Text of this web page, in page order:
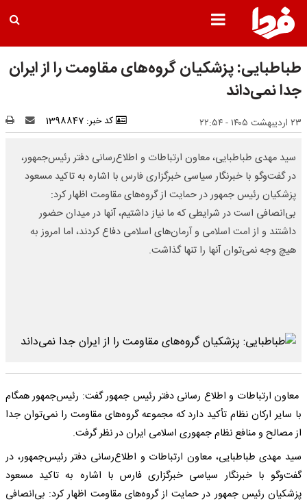
طباطبایی: پزشکیان گروه‌های مقاومت را از ایران
جدا نمی‌داند
۲۳ اردیبهشت ۱۴۰۵ - ۲۲:۵۴ کد خبر: 1398847
سید مهدی طباطبایی، معاون ارتباطات و اطلاع‌رسانی دفتر رئیس‌جمهور،
در گفت‌وگو با خبرنگار سیاسی خبرگزاری فارس با اشاره به تاکید مسعود
پزشکیان رئیس جمهور در حمایت از گروه‌های مقاومت اظهار کرد:
بی‌انصافی است در شرایطی که ما نیاز داشتیم، آنها در میدان حضور
داشتند و از امت اسلامی و آرمان‌های اسلامی دفاع کردند، اما امروز به
هیچ وجه نمی‌توان آنها را تنها گذاشت.
معاون ارتباطات و اطلاع رسانی دفتر رئیس جمهور گفت: رئیس‌جمهور همگام
با سایر ارکان نظام تأکید دارد که مجموعه گروه‌های مقاومت را نمی‌توان جدا
از مصالح و منافع نظام جمهوری اسلامی ایران در نظر گرفت.
سید مهدی طباطبایی، معاون ارتباطات و اطلاع‌رسانی دفتر رئیس‌جمهور، در
گفت‌وگو با خبرنگار سیاسی خبرگزاری فارس با اشاره به تاکید مسعود
پزشکیان رئیس جمهور در حمایت از گروه‌های مقاومت اظهار کرد: بی‌انصافی